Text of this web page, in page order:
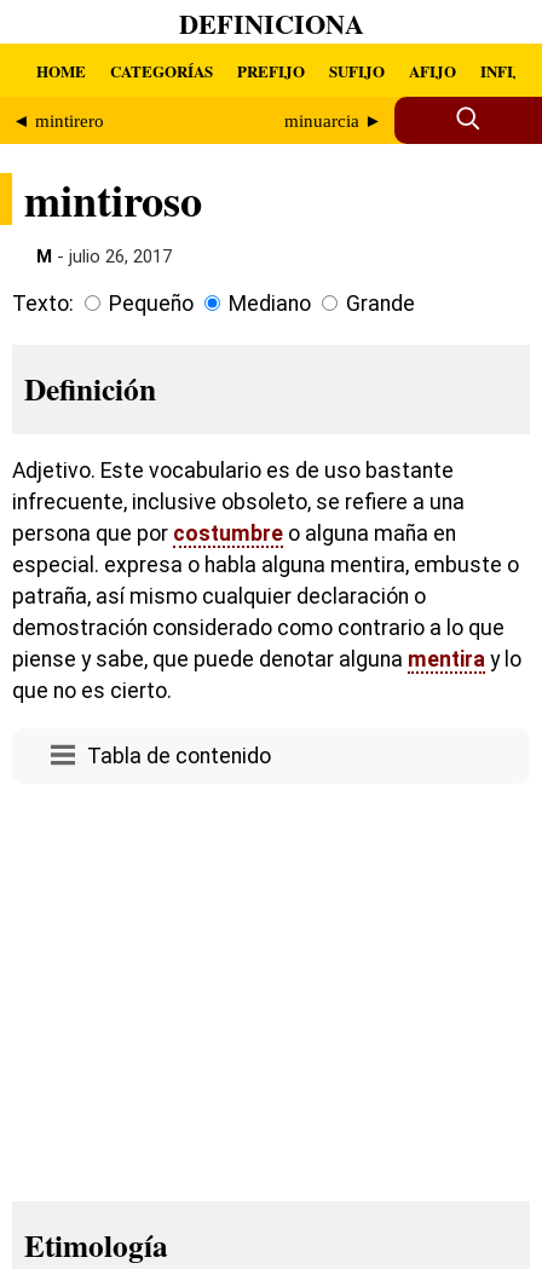
DEFINICIONA
HOME CATEGORÍAS PREFIJO SUFIJO AFIJO INFIJO
◄ mintirero minuarcia ►
mintiroso
M - julio 26, 2017
Texto: Pequeño Mediano Grande
Definición
Adjetivo. Este vocabulario es de uso bastante
infrecuente, inclusive obsoleto, se refiere a una
persona que por costumbre o alguna maña en
especial. expresa o habla alguna mentira, embuste o
patraña, así mismo cualquier declaración o
demostración considerado como contrario a lo que
piense y sabe, que puede denotar alguna mentira y lo
que no es cierto.
Tabla de contenido
Etimología